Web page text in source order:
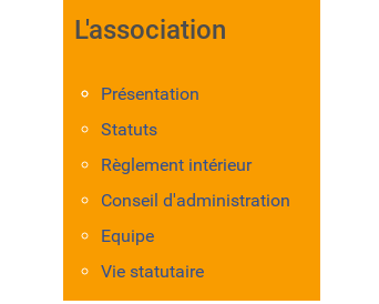
L'association
Présentation
Statuts
Règlement intérieur
Conseil d'administration
Equipe
Vie statutaire